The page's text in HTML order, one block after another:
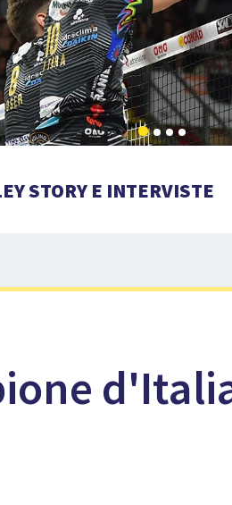
STORY E INTERVISTE